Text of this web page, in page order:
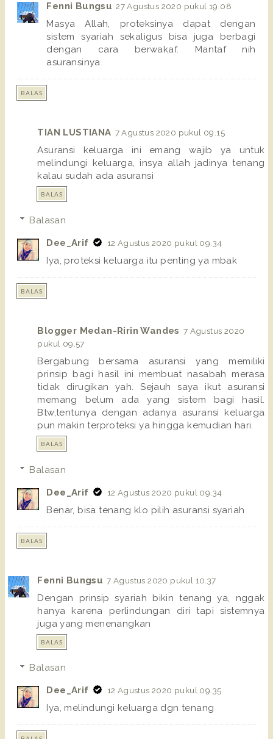
Fenni Bungsu 27 Agustus 2020 pukul 19.08
Masya Allah, proteksinya dapat dengan
sistem syariah sekaligus bisa juga berbagi
dengan cara berwakaf. Mantaf nih
asuransinya
BALAS
TIAN LUSTIANA 7 Agustus 2020 pukul 09.15
Asuransi keluarga ini emang wajib ya untuk
melindungi keluarga, insya allah jadinya tenang
kalau sudah ada asuransi
BALAS
Balasan
Dee_Arif 12 Agustus 2020 pukul 09.34
Iya, proteksi keluarga itu penting ya mbak
BALAS
Blogger Medan-Ririn Wandes 7 Agustus 2020
pukul 09.57
Bergabung bersama asuransi yang memiliki
prinsip bagi hasil ini membuat nasabah merasa
tidak dirugikan yah. Sejauh saya ikut asuransi
memang belum ada yang sistem bagi hasil.
Btw,tentunya dengan adanya asuransi keluarga
pun makin terproteksi ya hingga kemudian hari.
BALAS
Balasan
Dee_Arif 12 Agustus 2020 pukul 09.34
Benar, bisa tenang klo pilih asuransi syariah
BALAS
Fenni Bungsu 7 Agustus 2020 pukul 10.37
Dengan prinsip syariah bikin tenang ya, nggak
hanya karena perlindungan diri tapi sistemnya
juga yang menenangkan
BALAS
Balasan
Dee_Arif 12 Agustus 2020 pukul 09.35
Iya, melindungi keluarga dgn tenang